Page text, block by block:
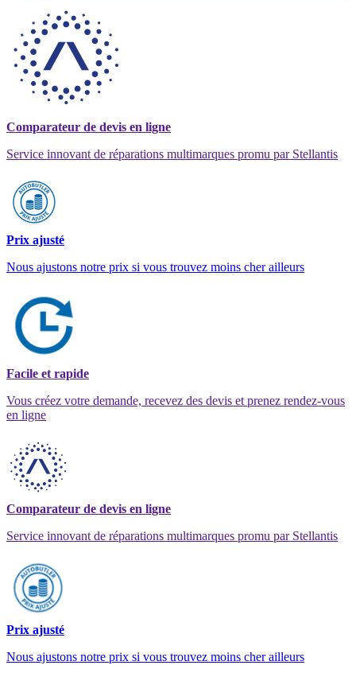
Comparateur de devis en ligne
Service innovant de réparations multimarques promu par Stellantis
Prix ajusté
Nous ajustons notre prix si vous trouvez moins cher ailleurs
Facile et rapide
Vous créez votre demande, recevez des devis et prenez rendez-vous
en ligne
Comparateur de devis en ligne
Service innovant de réparations multimarques promu par Stellantis
Prix ajusté
Nous ajustons notre prix si vous trouvez moins cher ailleurs